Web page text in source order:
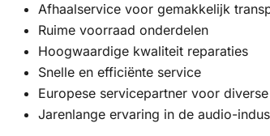
Afhaalservice voor gemakkelijk
Ruime voorraad onderdelen
Hoogwaardige kwaliteit reparaties
Snelle en efficiënte service
Europese servicepartner voor
Jarenlange ervaring in de audio-